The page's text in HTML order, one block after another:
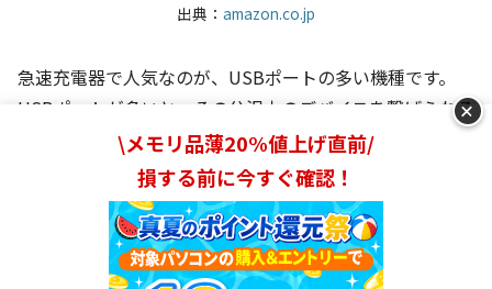
出典： amazon.co.jp
急速充電器で人気なのが、USBポートの多い機種です。
USBポートが多いと、その分沢山のデバイスを繋げられる
ため、とても便利です。お友達や家族と充電器をシェアし
たり、充電器の数を減らしてコンセントをスッキリするこ
とができ、スマホとパソコンを同時に給電したりできま
+
\メモリ品薄20%値上げ直前/
損する前に今すぐ確認！